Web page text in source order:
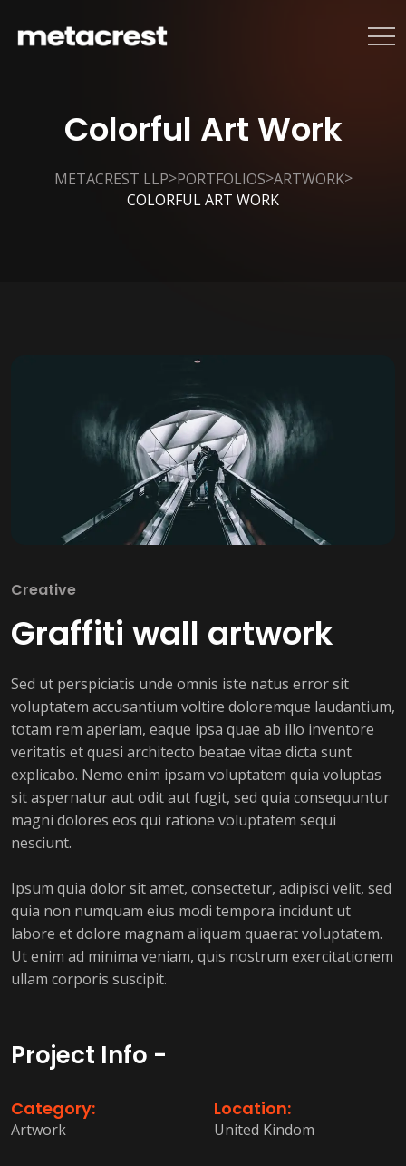
Colorful Art Work
METACREST LLP>PORTFOLIOS>ARTWORK>
COLORFUL ART WORK
Creative
Graffiti wall artwork
Sed ut perspiciatis unde omnis iste natus error sit
voluptatem accusantium voltire doloremque laudantium,
totam rem aperiam, eaque ipsa quae ab illo inventore
veritatis et quasi architecto beatae vitae dicta sunt
explicabo. Nemo enim ipsam voluptatem quia voluptas
sit aspernatur aut odit aut fugit, sed quia consequuntur
magni dolores eos qui ratione voluptatem sequi
nesciunt.
Ipsum quia dolor sit amet, consectetur, adipisci velit, sed
quia non numquam eius modi tempora incidunt ut
labore et dolore magnam aliquam quaerat voluptatem.
Ut enim ad minima veniam, quis nostrum exercitationem
ullam corporis suscipit.
Project Info -
Category:
Artwork
Location:
United Kindom